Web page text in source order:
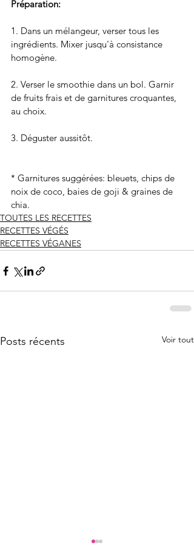
Préparation:
1. Dans un mélangeur, verser tous les
ingrédients. Mixer jusqu'à consistance
homogène.
2. Verser le smoothie dans un bol. Garnir
de fruits frais et de garnitures croquantes,
au choix.
3. Déguster aussitôt.
* Garnitures suggérées: bleuets, chips de
noix de coco, baies de goji & graines de
chia.
TOUTES LES RECETTES
RECETTES VÉGÉS
RECETTES VÉGANES
Posts récents Voir tout